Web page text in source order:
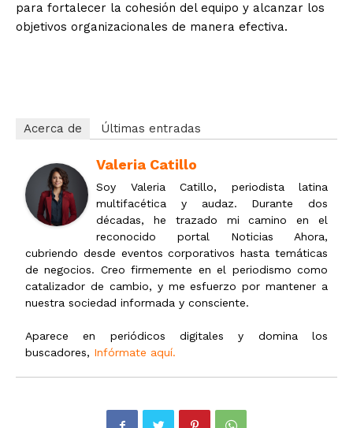
para fortalecer la cohesión del equipo y alcanzar los
objetivos organizacionales de manera efectiva.
Acerca de Últimas entradas
Valeria Catillo
Soy Valeria Catillo, periodista latina
multifacética y audaz. Durante dos
décadas, he trazado mi camino en el
reconocido portal Noticias Ahora,
cubriendo desde eventos corporativos hasta temáticas
de negocios. Creo firmemente en el periodismo como
catalizador de cambio, y me esfuerzo por mantener a
nuestra sociedad informada y consciente.
Aparece en periódicos digitales y domina los
buscadores, Infórmate aquí.